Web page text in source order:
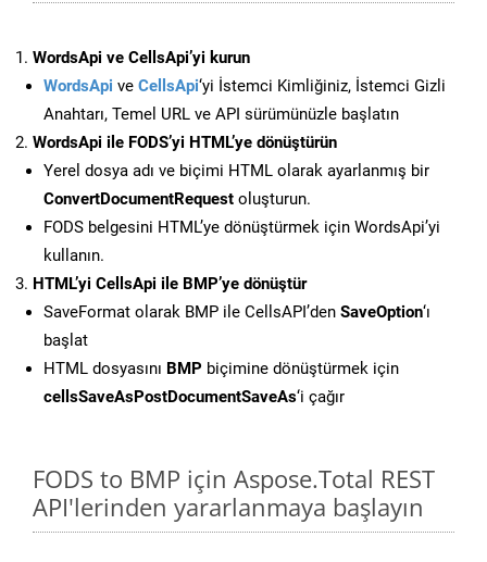
WordsApi ve CellsApi’yi kurun
WordsApi ve CellsApi‘yi İstemci Kimliğiniz, İstemci Gizli
Anahtarı, Temel URL ve API sürümünüzle başlatın
WordsApi ile FODS’yi HTML’ye dönüştürün
Yerel dosya adı ve biçimi HTML olarak ayarlanmış bir
ConvertDocumentRequest oluşturun.
FODS belgesini HTML’ye dönüştürmek için WordsApi’yi
kullanın.
HTML’yi CellsApi ile BMP’ye dönüştür
SaveFormat olarak BMP ile CellsAPI’den SaveOption‘ı
başlat
HTML dosyasını BMP biçimine dönüştürmek için
cellsSaveAsPostDocumentSaveAs‘i çağır
FODS to BMP için Aspose.Total REST
API'lerinden yararlanmaya başlayın